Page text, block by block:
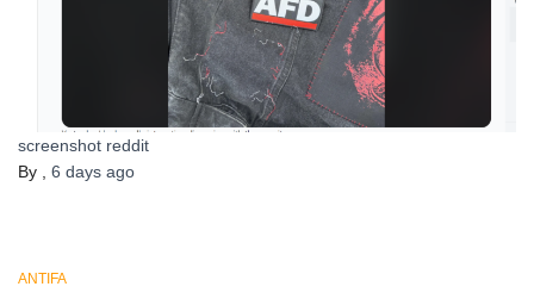
screenshot reddit
By , 6 days ago
ANTIFA